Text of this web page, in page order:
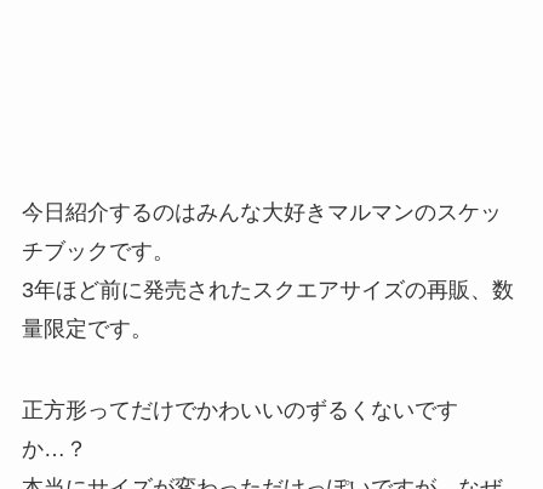
今日紹介するのはみんな大好きマルマンのスケッ
チブックです。
3年ほど前に発売されたスクエアサイズの再販、数
量限定です。
正方形ってだけでかわいいのずるくないです
か…？